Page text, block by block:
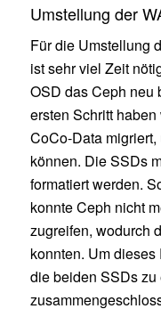
Umstellung der
Für die Umstellung
ist sehr viel Zeit
OSD das Ceph neu
ersten Schritt
CoCo-Data
können. Die SSDs
formatiert werden.
konnte Ceph nicht
zugreifen, wodurch
konnten. Um
die beiden SSDs zu